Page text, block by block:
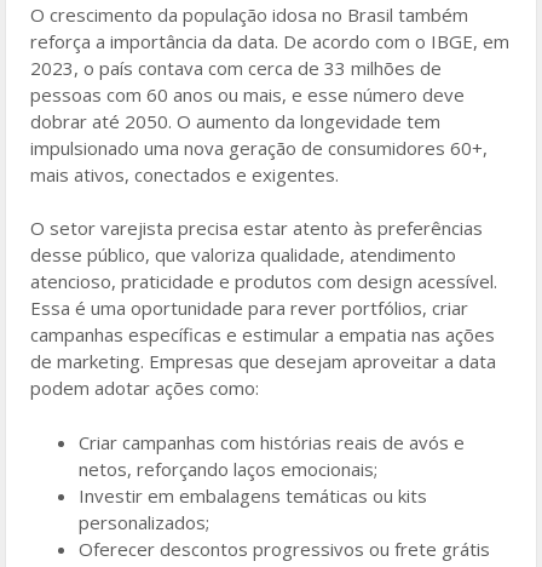
O crescimento da população idosa no Brasil também
reforça a importância da data. De acordo com o IBGE, em
2023, o país contava com cerca de 33 milhões de
pessoas com 60 anos ou mais, e esse número deve
dobrar até 2050. O aumento da longevidade tem
impulsionado uma nova geração de consumidores 60+,
mais ativos, conectados e exigentes.
O setor varejista precisa estar atento às preferências
desse público, que valoriza qualidade, atendimento
atencioso, praticidade e produtos com design acessível.
Essa é uma oportunidade para rever portfólios, criar
campanhas específicas e estimular a empatia nas ações
de marketing. Empresas que desejam aproveitar a data
podem adotar ações como:
Criar campanhas com histórias reais de avós e
netos, reforçando laços emocionais;
Investir em embalagens temáticas ou kits
personalizados;
Oferecer descontos progressivos ou frete grátis